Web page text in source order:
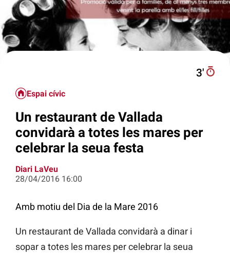
3′
Espai cívic
Un restaurant de Vallada
convidarà a totes les mares per
celebrar la seua festa
Diari LaVeu
28/04/2016 16:00
Amb motiu del Dia de la Mare 2016
Un restaurant de Vallada convidarà a dinar i
sopar a totes les mares per celebrar la seua